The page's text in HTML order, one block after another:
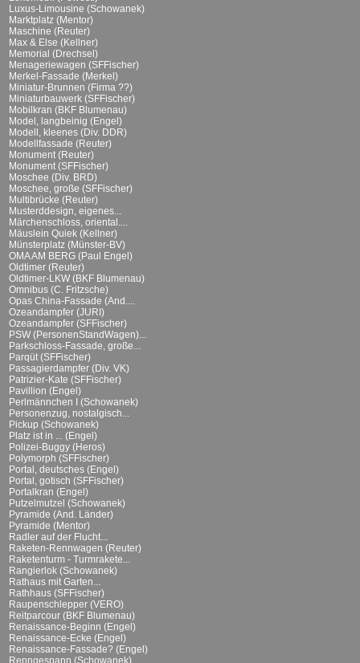
Luxus-Limousine (Schowanek)
Marktplatz (Mentor)
Maschine (Reuter)
Max & Else (Kellner)
Memorial (Drechsel)
Menageriewagen (SFFischer)
Merkel-Fassade (Merkel)
Miniatur-Brunnen (Firma ??)
Miniaturbauwerk (SFFischer)
Mobilkran (BKF Blumenau)
Model, langbeinig (Engel)
Modell, kleenes (Div. DDR)
Modellfassade (Reuter)
Monument (Reuter)
Monument (SFFischer)
Moschee (Div. BRD)
Moschee, große (SFFischer)
Multibrücke (Reuter)
Musterddesign, eigenes...
Märchenschloss, oriental....
Mäuslein Quiek (Kellner)
Münsterplatz (Münster-BV)
OMA AM BERG (Paul Engel)
Oldtimer (Reuter)
Oldtimer-LKW (BKF Blumenau)
Omnibus (C. Fritzsche)
Opas China-Fassade (And....
Ozeandampfer (JURI)
Ozeandampfer (SFFischer)
PSW (PersonenStandWagen)...
Parkschloss-Fassade, große...
Parqüt (SFFischer)
Passagierdampfer (Div. VK)
Patrizier-Kate (SFFischer)
Pavillion (Engel)
Perlmännchen I (Schowanek)
Personenzug, nostalgisch...
Pickup (Schowanek)
Platz ist in ... (Engel)
Polizei-Buggy (Heros)
Polymorph (SFFischer)
Portal, deutsches (Engel)
Portal, gotisch (SFFischer)
Portalkran (Engel)
Putzelmutzel (Schowanek)
Pyramide (And. Länder)
Pyramide (Mentor)
Radler auf der Flucht...
Raketen-Rennwagen (Reuter)
Raketenturm - Turmrakete...
Rangierlok (Schowanek)
Rathaus mit Garten...
Rathhaus (SFFischer)
Raupenschlepper (VERO)
Reitparcour (BKF Blumenau)
Renaissance-Beginn (Engel)
Renaissance-Ecke (Engel)
Renaissance-Fassade? (Engel)
Renngespann (Schowanek)